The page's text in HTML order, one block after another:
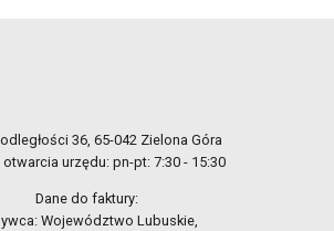
36, 65-042 Zielona Góra
urzędu: pn-pt: 7:30 - 15:30
Dane do faktury:
Województwo Lubuskie,